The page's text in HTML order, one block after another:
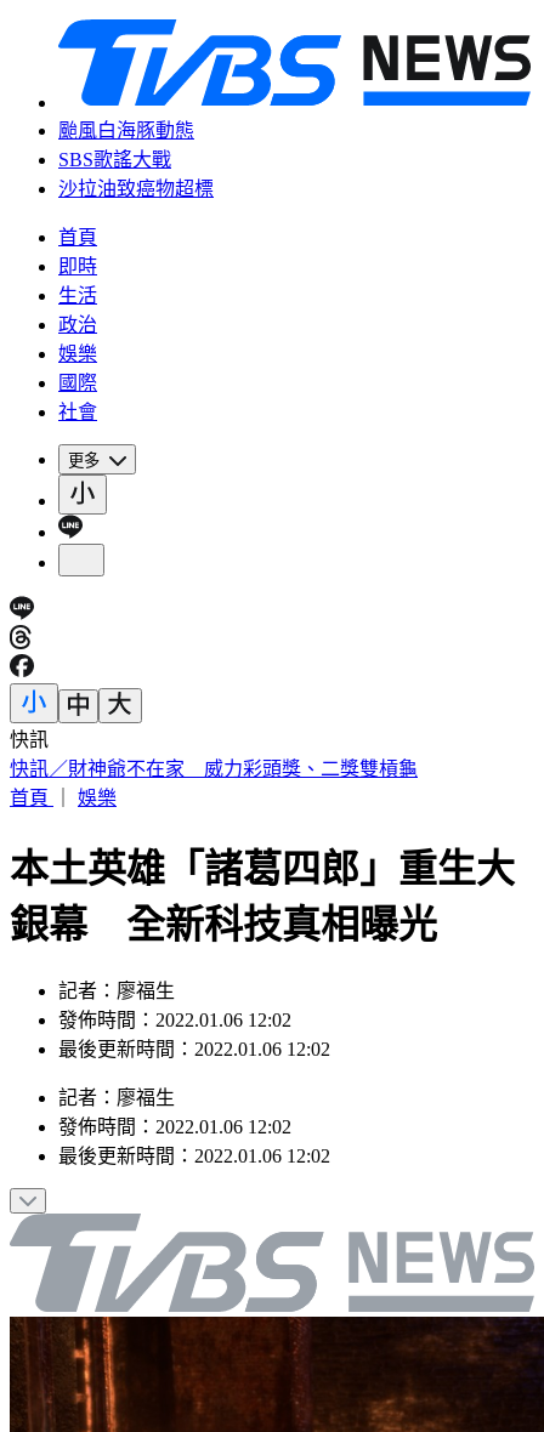
颱風白海豚動態
SBS歌謠大戰
沙拉油致癌物超標
首頁
即時
生活
政治
娛樂
國際
社會
更多
快訊
中國出入境新規將上路 陸委會曝「這類人」最危險
首頁
娛樂
本土英雄「諸葛四郎」重生大
銀幕 全新科技真相曝光
記者：廖福生
發佈時間：2022.01.06 12:02
最後更新時間：2022.01.06 12:02
記者 ： 廖福生
發佈時間： 2022.01.06 12:02
最後更新時間： 2022.01.06 12:02